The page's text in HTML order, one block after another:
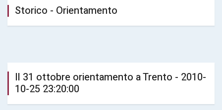
Storico - Orientamento
Il 31 ottobre orientamento a Trento - 2010-
10-25 23:20:00